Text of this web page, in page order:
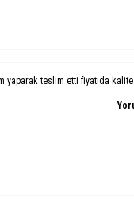
yaparak teslim etti fiyatıda